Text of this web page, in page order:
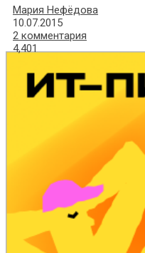
Мария Нефёдова
10.07.2015
2 комментария
4,401